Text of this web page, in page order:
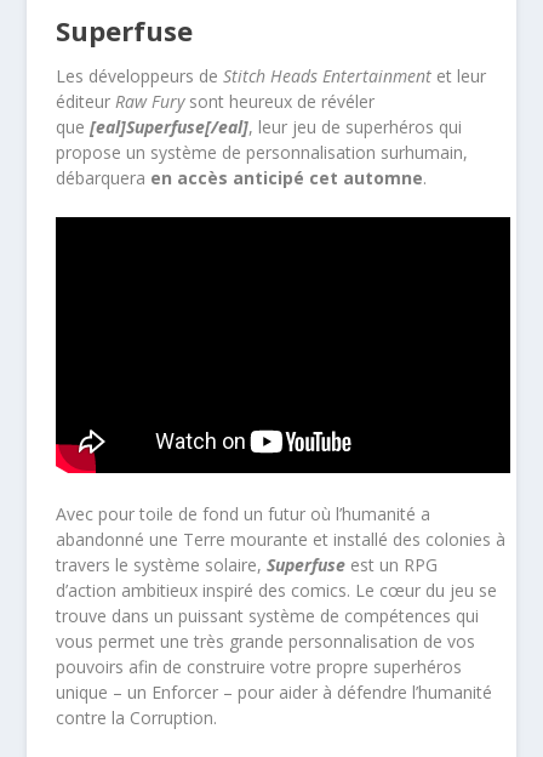
Superfuse
Les développeurs deStitch Heads Entertainment et leur
éditeurRaw Furysont heureux de révéler
que[eal]Superfuse[/eal], leur jeu de superhéros qui
propose un système de personnalisation surhumain,
débarquera en accès anticipé cet automne.
Avec pour toile de fond un futur où l’humanité a
abandonné une Terre mourante et installé des colonies à
travers le système solaire,Superfuse est un RPG
d’action ambitieux inspiré des comics. Le cœur du jeu se
trouve dans un puissant système de compétences qui
vous permet une très grande personnalisation de vos
pouvoirs afin de construire votre propre superhéros
unique – un Enforcer – pour aider à défendre l’humanité
contre la Corruption.